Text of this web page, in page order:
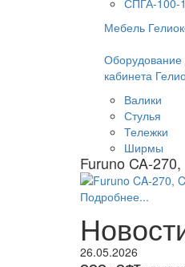
СПГА-100-
Мебель
Оборудование
кабинета
Валики
Стулья
Тележки
Ширмы
Furuno CA-
Подробнее...
26.05.2026